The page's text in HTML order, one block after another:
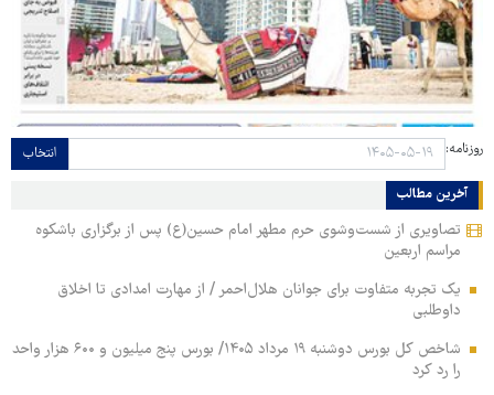
روزنامه: انتخاب
آخرین مطالب
تصاویری از شست‌وشوی حرم مطهر امام حسین(ع) پس از برگزاری باشکوه
مراسم اربعین
یک تجربه متفاوت برای جوانان هلال‌احمر / از مهارت امدادی تا اخلاق
داوطلبی
شاخص کل بورس دوشنبه ۱۹ مرداد ۱۴۰۵/ بورس پنج میلیون و ۶۰۰ هزار واحد
را رد کرد